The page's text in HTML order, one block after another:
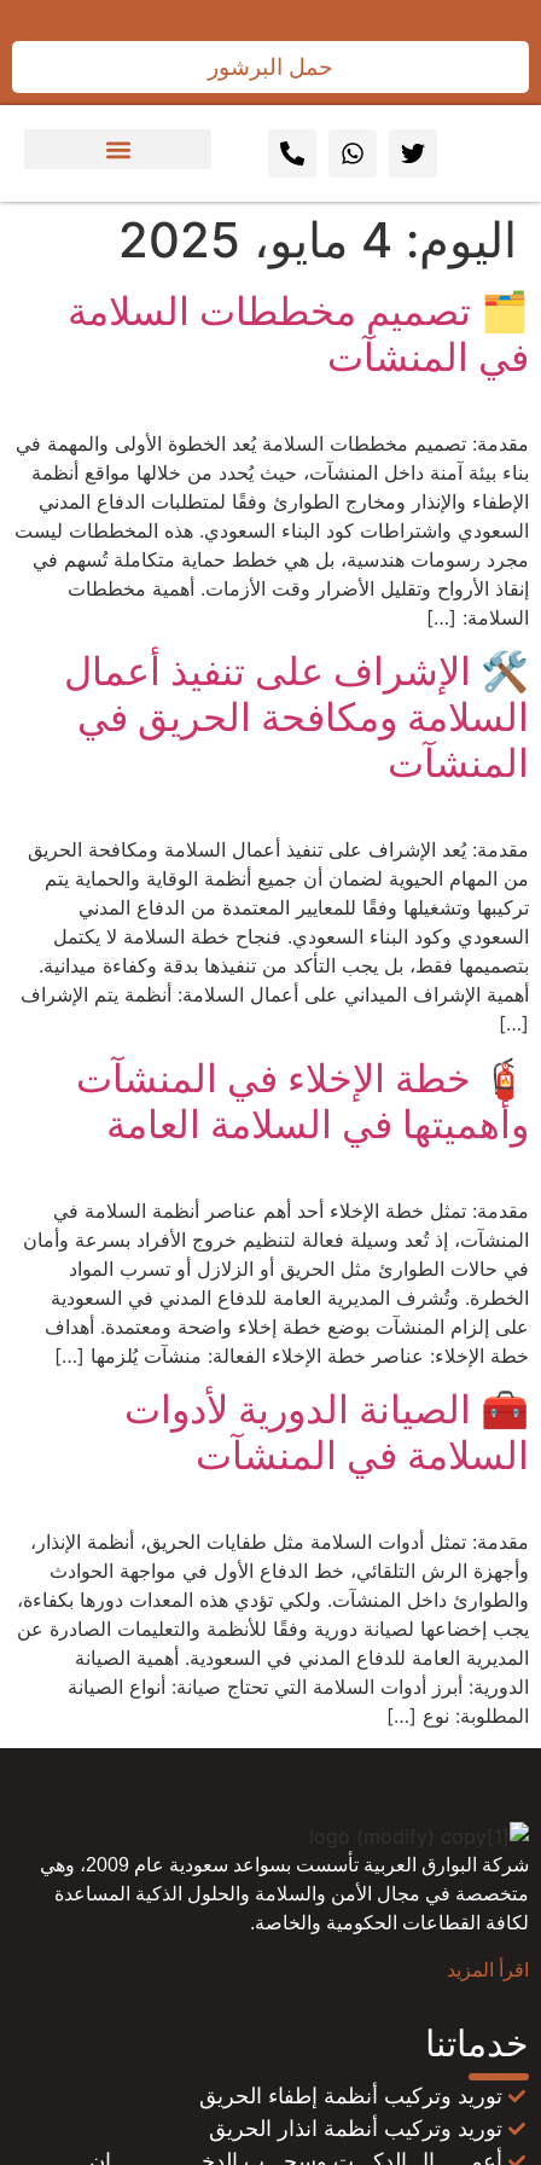
حمل البرشور
اليوم: 4 مايو، 2025
🗂️ تصميم مخططات السلامة
في المنشآت
مقدمة: تصميم مخططات السلامة يُعد الخطوة الأولى والمهمة في
بناء بيئة آمنة داخل المنشآت، حيث يُحدد من خلالها مواقع أنظمة
الإطفاء والإنذار ومخارج الطوارئ وفقًا لمتطلبات الدفاع المدني
السعودي واشتراطات كود البناء السعودي. هذه المخططات ليست
مجرد رسومات هندسية، بل هي خطط حماية متكاملة تُسهم في
إنقاذ الأرواح وتقليل الأضرار وقت الأزمات. أهمية مخططات
السلامة: […]
🛠️ الإشراف على تنفيذ أعمال
السلامة ومكافحة الحريق في
المنشآت
مقدمة: يُعد الإشراف على تنفيذ أعمال السلامة ومكافحة الحريق
من المهام الحيوية لضمان أن جميع أنظمة الوقاية والحماية يتم
تركيبها وتشغيلها وفقًا للمعايير المعتمدة من الدفاع المدني
السعودي وكود البناء السعودي. فنجاح خطة السلامة لا يكتمل
بتصميمها فقط، بل يجب التأكد من تنفيذها بدقة وكفاءة ميدانية.
أهمية الإشراف الميداني على أعمال السلامة: أنظمة يتم الإشراف
[…]
🧯 خطة الإخلاء في المنشآت
وأهميتها في السلامة العامة
مقدمة: تمثل خطة الإخلاء أحد أهم عناصر أنظمة السلامة في
المنشآت، إذ تُعد وسيلة فعالة لتنظيم خروج الأفراد بسرعة وأمان
في حالات الطوارئ مثل الحريق أو الزلازل أو تسرب المواد
الخطرة. وتُشرف المديرية العامة للدفاع المدني في السعودية
على إلزام المنشآت بوضع خطة إخلاء واضحة ومعتمدة. أهداف
خطة الإخلاء: عناصر خطة الإخلاء الفعالة: منشآت يُلزمها […]
🧰 الصيانة الدورية لأدوات
السلامة في المنشآت
مقدمة: تمثل أدوات السلامة مثل طفايات الحريق، أنظمة الإنذار،
وأجهزة الرش التلقائي، خط الدفاع الأول في مواجهة الحوادث
والطوارئ داخل المنشآت. ولكي تؤدي هذه المعدات دورها بكفاءة،
يجب إخضاعها لصيانة دورية وفقًا للأنظمة والتعليمات الصادرة عن
المديرية العامة للدفاع المدني في السعودية. أهمية الصيانة
الدورية: أبرز أدوات السلامة التي تحتاج صيانة: أنواع الصيانة
المطلوبة: نوع […]
شركة البوارق العربية تأسست بسواعد سعودية عام 2009، وهي
متخصصة في مجال الأمن والسلامة والحلول الذكية المساعدة
لكافة القطاعات الحكومية والخاصة.
اقرأ المزيد
خدماتنا
توريد وتركيب أنظمة إطفاء الحريق
توريد وتركيب أنظمة انذار الحريق